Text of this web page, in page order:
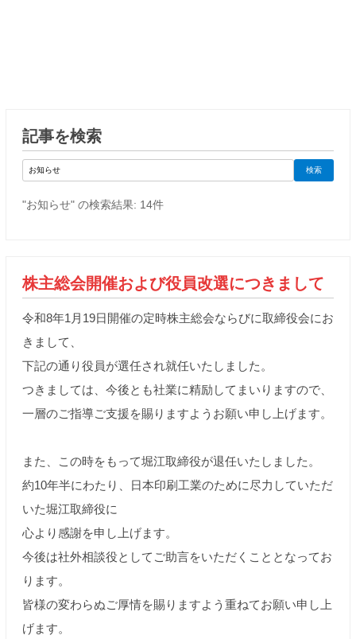
記事を検索
検索
"お知らせ" の検索結果: 14件
株主総会開催および役員改選につきまして
令和8年1月19日開催の定時株主総会ならびに取締役会にお
きまして、
下記の通り役員が選任され就任いたしました。
つきましては、今後とも社業に精励してまいりますので、
一層のご指導ご支援を賜りますようお願い申し上げます。
また、この時をもって堀江取締役が退任いたしました。
約10年半にわたり、日本印刷工業のために尽力していただ
いた堀江取締役に
心より感謝を申し上げます。
今後は社外相談役としてご助言をいただくこととなってお
ります。
皆様の変わらぬご厚情を賜りますよう重ねてお願い申し上
げます。